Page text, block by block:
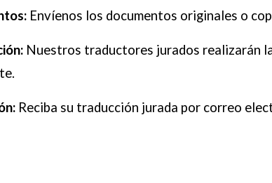
Envíenos los documentos originales o
Nuestros traductores jurados realizarán
Reciba su traducción jurada por correo